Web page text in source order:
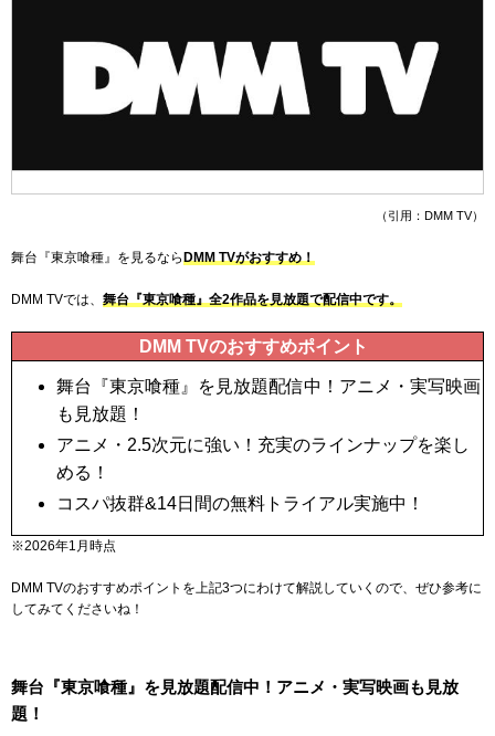
（引用：DMM TV）
舞台『東京喰種』を見るならDMM TVがおすすめ！
DMM TVでは、 舞台『東京喰種』全2作品を見放題で配信中です。
DMM TVのおすすめポイント
舞台『東京喰種』を見放題配信中！アニメ・実写映画
も見放題！
アニメ・2.5次元に強い！充実のラインナップを楽し
める！
コスパ抜群&14日間の無料トライアル実施中！
※2026年1月時点
DMM TVのおすすめポイントを上記3つにわけて解説していくので、ぜひ参考に
してみてくださいね！
舞台『東京喰種』を見放題配信中！アニメ・実写映画も見放
題！